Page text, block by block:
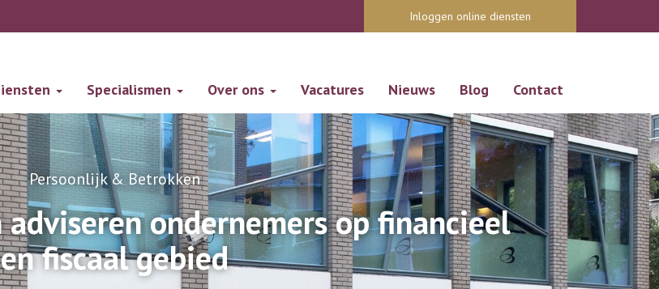
Inloggen online diensten
Specialismen Over ons Vacatures Nieuws Blog Contact
Persoonlijk & Betrokken
ondernemers op financieel
en fiscaal gebied